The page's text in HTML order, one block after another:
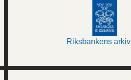
Riksbankens arkiv